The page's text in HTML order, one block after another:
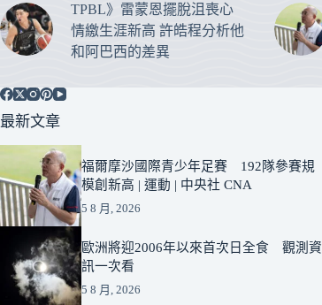
TPBL》雷蒙恩擺脫沮喪心
情繳生涯新高 許皓程分析他
和阿巴西的差異
最新文章
福爾摩沙國際青少年足賽 192隊參賽規
模創新高 | 運動 | 中央社 CNA
5 8 月, 2026
歐洲將迎2006年以來首次日全食 觀測資
訊一次看
5 8 月, 2026